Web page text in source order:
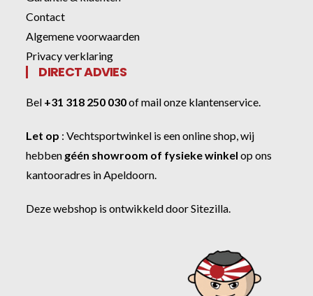
Contact
Algemene voorwaarden
Privacy verklaring
DIRECT ADVIES
Bel +31 318 250 030ofmail onze klantenservice.
Let op :Vechtsportwinkel is een online shop, wij
hebben géén showroom of fysieke winkel op ons
kantooradres in Apeldoorn.
Deze webshop is ontwikkeld doorSitezilla.